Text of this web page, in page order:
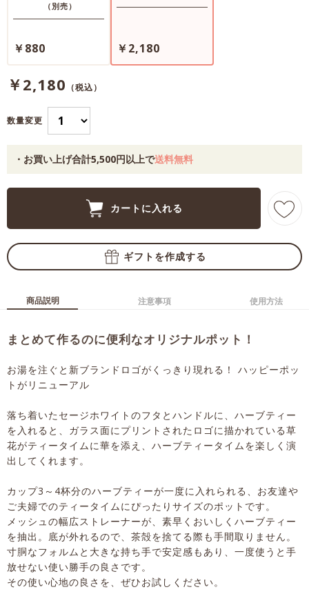
（別売）
￥880 ￥2,180
￥2,180 （税込）
数量変更
・お買い上げ合計5,500円以上で送料無料
商品説明 注意事項 使用方法
まとめて作るのに便利なオリジナルポット！
お湯を注ぐと新ブランドロゴがくっきり現れる！ ハッピーポッ
トがリニューアル
落ち着いたセージホワイトのフタとハンドルに、ハーブティー
を入れると、ガラス面にプリントされたロゴに描かれている草
花がティータイムに華を添え、ハーブティータイムを楽しく演
出してくれます。
カップ3～4杯分のハーブティーが一度に入れられる、お友達や
ご夫婦でのティータイムにぴったりサイズのポットです。
メッシュの幅広ストレーナーが、素早くおいしくハーブティー
を抽出。底が外れるので、茶殻を捨てる際も手間取りません。
寸胴なフォルムと大きな持ち手で安定感もあり、一度使うと手
放せない使い勝手の良さです。
その使い心地の良さを、ぜひお試しください。